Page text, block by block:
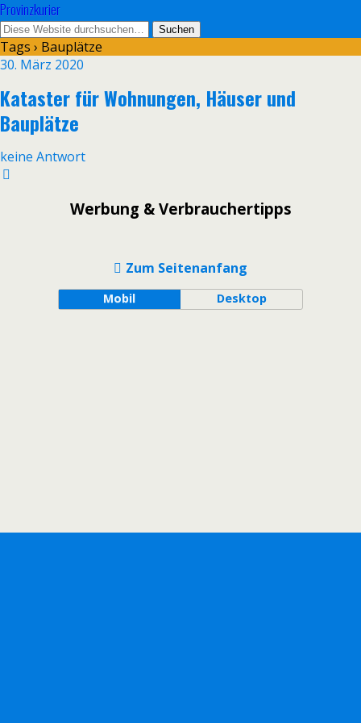
Provinzkurier
Tags › Bauplätze
30. März 2020
Kataster für Wohnungen, Häuser und
Bauplätze
keine Antwort
Werbung & Verbrauchertipps
Zum Seitenanfang
Mobil Desktop